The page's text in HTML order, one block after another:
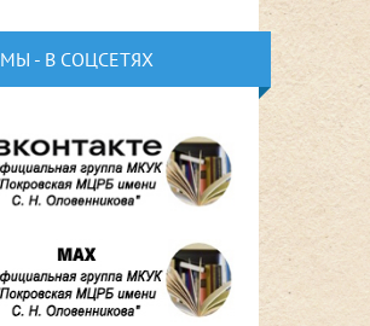
МЫ - В СОЦСЕТЯХ